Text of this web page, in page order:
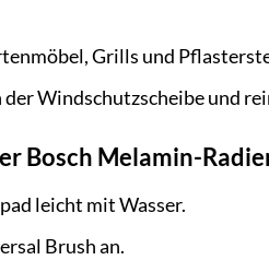
Grills und
Windschutzscheibe und
Bosch Melamin-
leicht mit Wasser.
Brush an.